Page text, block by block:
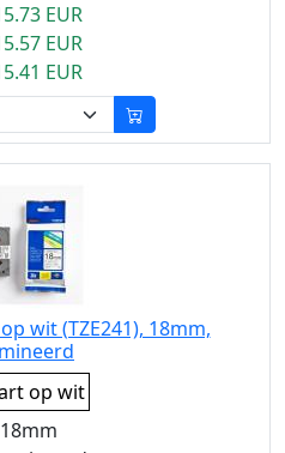
EUR
EUR
EUR
wit (TZE241), 18mm,
op wit
18mm